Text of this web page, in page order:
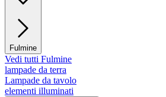
Fulmine
Vedi tutti Fulmine
lampade da terra
Lampade da tavolo
elementi illuminati